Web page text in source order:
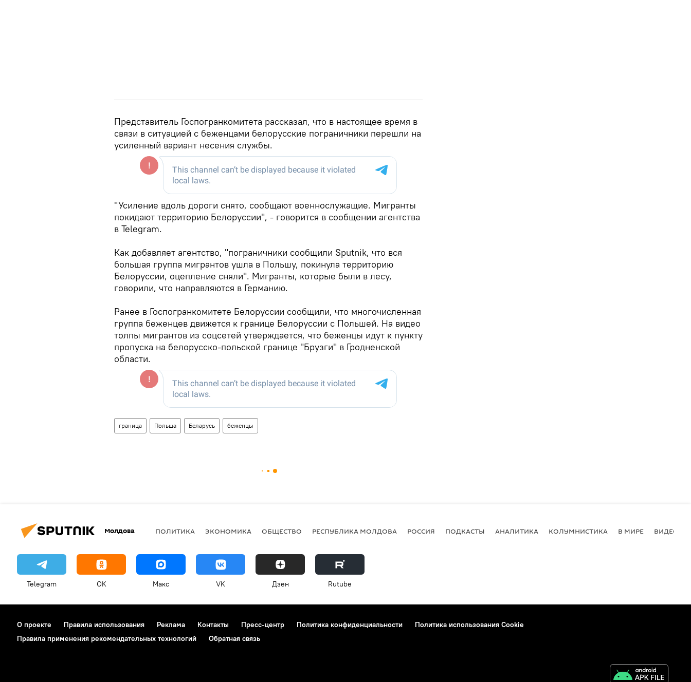
Представитель Госпогранкомитета рассказал, что в настоящее время в
связи в ситуацией с беженцами белорусские пограничники перешли на
усиленный вариант несения службы.
"Усиление вдоль дороги снято, сообщают военнослужащие. Мигранты
покидают территорию Белоруссии", - говорится в сообщении агентства
в Telegram.
Как добавляет агентство, "пограничники сообщили Sputnik, что вся
большая группа мигрантов ушла в Польшу, покинула территорию
Белоруссии, оцепление сняли". Мигранты, которые были в лесу,
говорили, что направляются в Германию.
Ранее в Госпогранкомитете Белоруссии сообщили, что многочисленная
группа беженцев движется к границе Белоруссии с Польшей. На видео
толпы мигрантов из соцсетей утверждается, что беженцы идут к пункту
пропуска на белорусско-польской границе "Брузги" в Гродненской
области.
граница Польша Беларусь беженцы
Молдова ПОЛИТИКА ЭКОНОМИКА ОБЩЕСТВО РЕСПУБЛИКА МОЛДОВА РОССИЯ ПОДКАСТЫ АНАЛИТИКА КОЛУМНИСТИКА В МИРЕ ВИДЕО
Telegram OK Макс VK Дзен Rutube
О проекте Правила использования Реклама Контакты Пресс-центр Политика конфиденциальности
Политика использования Cookie
Правила применения рекомендательных технологий
Обратная связь